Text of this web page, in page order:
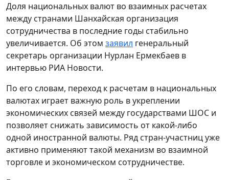
Доля национальных валют во взаимных расчетах
между странами Шанхайская организация
сотрудничества в последние годы стабильно
увеличивается. Об этом заявил генеральный
секретарь организации Нурлан Ермекбаев в
интервью РИА Новости.
По его словам, переход к расчетам в национальных
валютах играет важную роль в укреплении
экономических связей между государствами ШОС и
позволяет снижать зависимость от какой-либо
одной иностранной валюты. Ряд стран-участниц уже
активно применяют такой механизм во взаимной
торговле и экономическом сотрудничестве.